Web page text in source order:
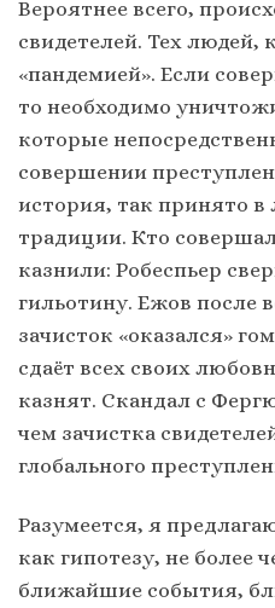
Вероятнее всего,
свидетелей. Тех людей,
«пандемией». Если
то необходимо
которые
совершении
история, так принято
традиции. Кто
казнили: Робеспьер
гильотину. Ежов после
зачисток «оказался»
сдаёт всех своих
казнят. Скандал с
чем зачистка
глобального
Разумеется, я
как гипотезу, не более
ближайшие события,